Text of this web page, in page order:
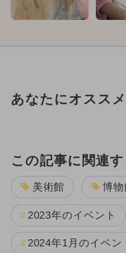
あなたにオスス
この記事に関連
美術館 博物
2023年のイベント
2024年1月のイベン